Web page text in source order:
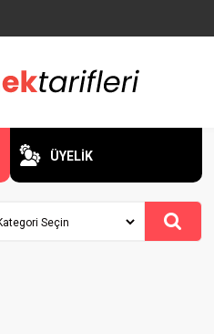
ÜYELİK